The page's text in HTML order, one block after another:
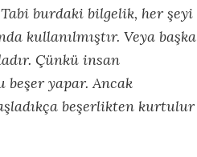
burdaki bilgelik, her şeyi
kullanılmıştır. Veya başka
Çünkü insan
beşer yapar. Ancak
beşerlikten kurtulur